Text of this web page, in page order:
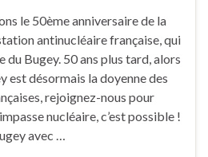
le 50ème anniversaire de la
antinucléaire française, qui
du Bugey. 50 ans plus tard, alors
est désormais la doyenne des
rejoignez-nous pour
nucléaire, c’est possible !
avec …